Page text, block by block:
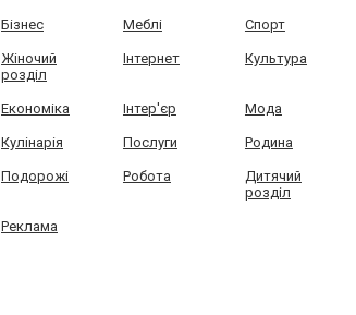
Бізнес Меблі Спорт
Жіночий
розділ
Інтернет Культура
Економіка Інтер'єр Мода
Кулінарія Послуги Родина
Подорожі Робота
Дитячий
розділ
Реклама